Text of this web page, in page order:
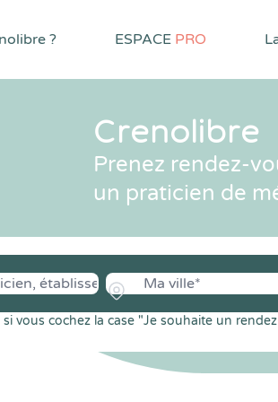
? ESPACE PRO
Crenolibre
Prenez rendez-
un praticien de
vous cochez la case "Je souhaite un